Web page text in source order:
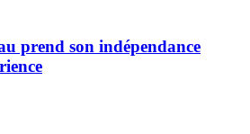
prend son indépendance